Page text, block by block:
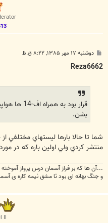
پ
ت
دوشنبه ۱۷ مهر ۱۳۸۵, ۸:۲۲ ق.ظ
Reza6662
بشن.
شما تا حالا بارها ليستهاي
منتشر کردي ولي اولين باره که در مورد E-2 مي نويسي !! چطوريه ؟
...آن ها که بر فراز آسمان درس پرواز
و جنگ بهانه ای بود تا مشق نیمه کاره ی
II